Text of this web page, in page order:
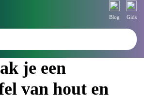
Blog Gids
je een
van hout en